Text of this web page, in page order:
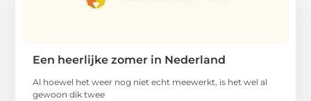
Een heerlijke zomer in Nederland
Al hoewel het weer nog niet echt meewerkt, is het wel al
gewoon dik twee